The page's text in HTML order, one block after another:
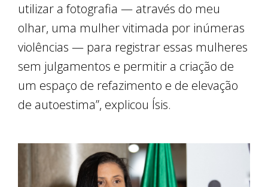
utilizar a fotografia — através do meu
olhar, uma mulher vitimada por inúmeras
violências — para registrar essas mulheres
sem julgamentos e permitir a criação de
um espaço de refazimento e de elevação
de autoestima”, explicou Ísis.